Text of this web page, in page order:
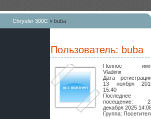
Chrysler 300C» buba
Пользователь: buba
Полное
Vladimir
Дата
13 ноября
15:40
Последнее
посещение:
декабря 2025
Группа: